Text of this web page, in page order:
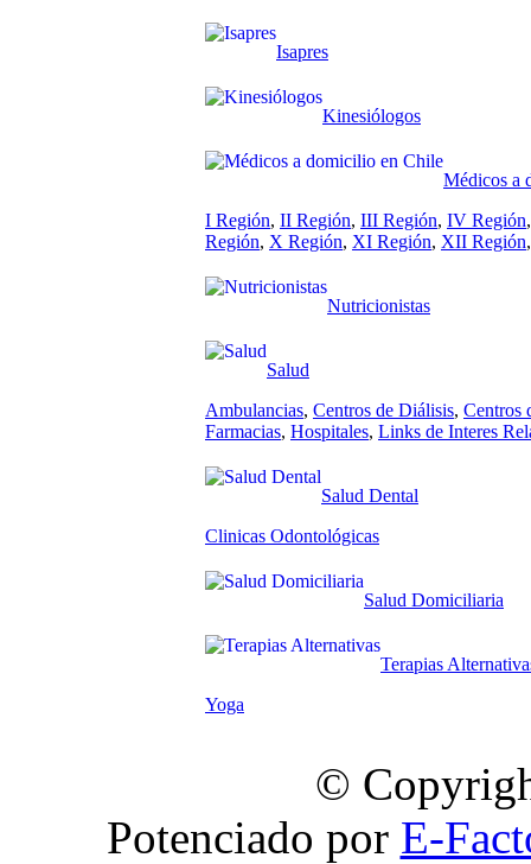
Isapres
Kinesiólogos
Médicos a
I Región, II Región, III Región, IV Región
Región, X Región, XI Región, XII Región
Nutricionistas
Salud
Ambulancias, Centros de Diálisis, Centros
Farmacias, Hospitales, Links de Interes
Salud Dental
Clinicas Odontológicas
Salud Domiciliaria
Terapias
Yoga
©
Potenciado por E-